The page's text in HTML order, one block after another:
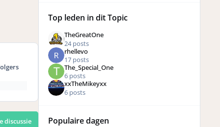
discussie
Top leden in dit Topic
TheGreatOne
24 posts
rhellevo
17 posts
The_Special_One
6 posts
xxTheMikeyxx
6 posts
Populaire dagen